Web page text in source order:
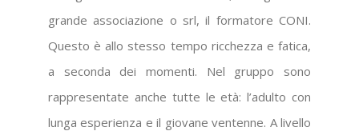
grande associazione o srl, il formatore CONI.
Questo è allo stesso tempo ricchezza e fatica,
a seconda dei momenti. Nel gruppo sono
rappresentate anche tutte le età: l’adulto con
lunga esperienza e il giovane ventenne. A livello